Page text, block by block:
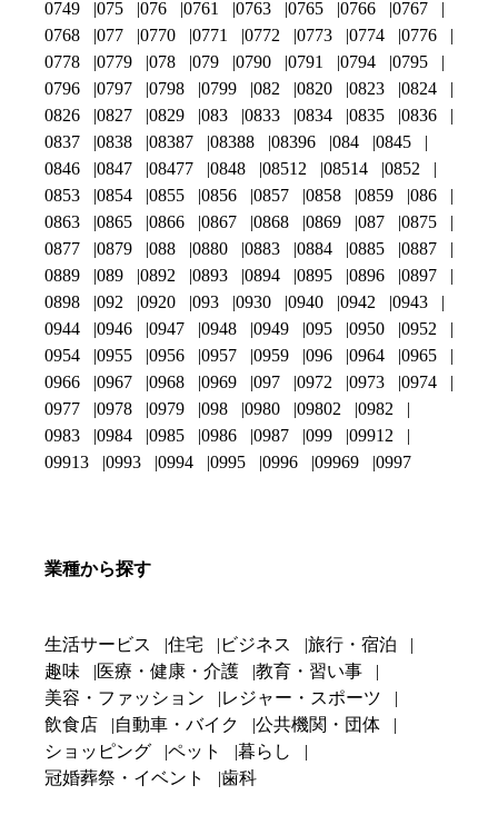
0749
075 076 0761 0763 0765 0766
0767
0768
077 0770 0771 0772 0773 0774
0776
0778
0779 078 079 0790 0791 0794
0795
0796
0797 0798 0799 082 0820 0823
0824
0826
0827 0829 083 0833 0834 0835
0836
0837
0838 08387 08388 08396 084
0845
0846
0847 08477 0848 08512 08514
0852
0853
0854 0855 0856 0857 0858 0859
086
0863
0865 0866 0867 0868 0869 087
0875
0877
0879 088 0880 0883 0884 0885
0887
0889
089 0892 0893 0894 0895 0896
0897
0898
092 0920 093 0930 0940 0942
0943
0944
0946 0947 0948 0949 095 0950
0952
0954
0955 0956 0957 0959 096 0964
0965
0966
0967 0968 0969 097 0972 0973
0974
0977
0978 0979 098 0980 09802
0982
0983
0984 0985 0986 0987 099
09912
09913
0993 0994 0995 0996 09969 0997
業種から探す
生活サービス 住宅 ビジネス
旅行・宿泊
趣味
医療・健康・介護
教育・習い事
美容・ファッション
レジャー・スポーツ
飲食店
自動車・バイク
公共機関・団体
ショッピング
ペット
暮らし
冠婚葬祭・イベント
歯科